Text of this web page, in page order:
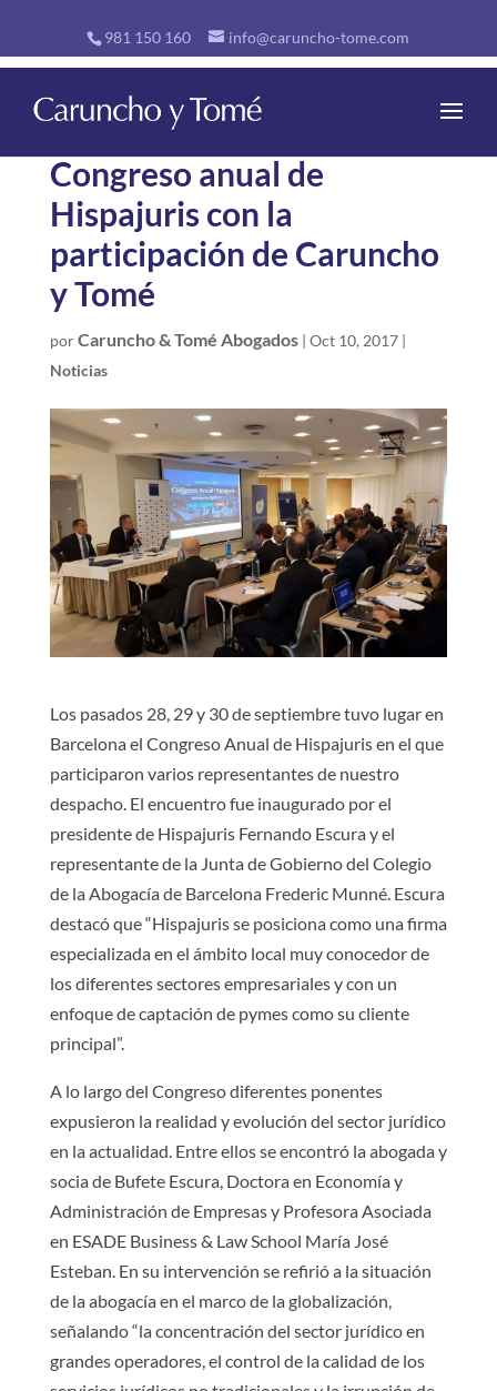
981 150 160 info@caruncho-tome.com
Congreso anual de
Hispajuris con la
participación de Caruncho
y Tomé
porCaruncho & Tomé Abogados| Oct 10, 2017|
Noticias
Los pasados 28, 29 y 30 de septiembre tuvo lugar en
Barcelona el Congreso Anual de Hispajuris en el que
participaron varios representantes de nuestro
despacho. El encuentro fue inaugurado por el
presidente de Hispajuris Fernando Escura y el
representante de la Junta de Gobierno del Colegio
de la Abogacía de Barcelona Frederic Munné. Escura
destacó que “Hispajuris se posiciona como una firma
especializada en el ámbito local muy conocedor de
los diferentes sectores empresariales y con un
enfoque de captación de pymes como su cliente
principal”.
A lo largo del Congreso diferentes ponentes
expusieron la realidad y evolución del sector jurídico
en la actualidad. Entre ellos se encontró la abogada y
socia de Bufete Escura, Doctora en Economía y
Administración de Empresas y Profesora Asociada
en ESADE Business & Law School María José
Esteban. En su intervención se refirió a la situación
de la abogacía en el marco de la globalización,
señalando “la concentración del sector jurídico en
grandes operadores, el control de la calidad de los